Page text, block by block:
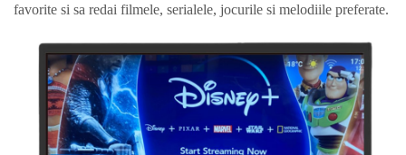
favorite si sa redai filmele, serialele, jocurile si melodiile preferate.